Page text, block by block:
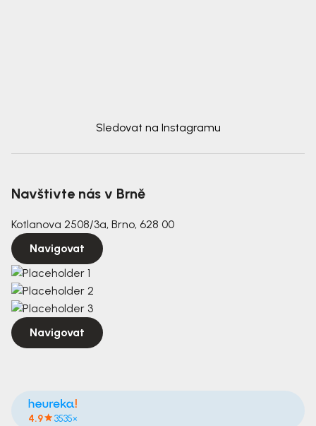
Sledovat na Instagramu
Navštivte nás v Brně
Kotlanova 2508/3a, Brno, 628 00
Navigovat
Navigovat
4.9 3535×